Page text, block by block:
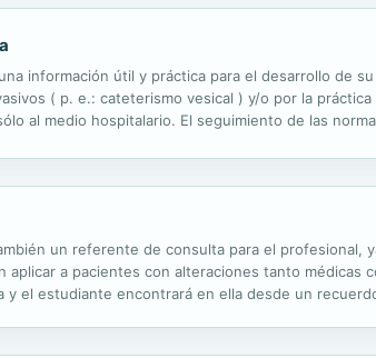
información útil y práctica para el desarrollo de
( p. e.: cateterismo vesical ) y/o por la
al medio hospitalario. El seguimiento de las
un referente de consulta para el profesional,
a pacientes con alteraciones tanto médicas
el estudiante encontrará en ella desde un